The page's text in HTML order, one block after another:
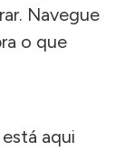
Navegue
o que
aqui